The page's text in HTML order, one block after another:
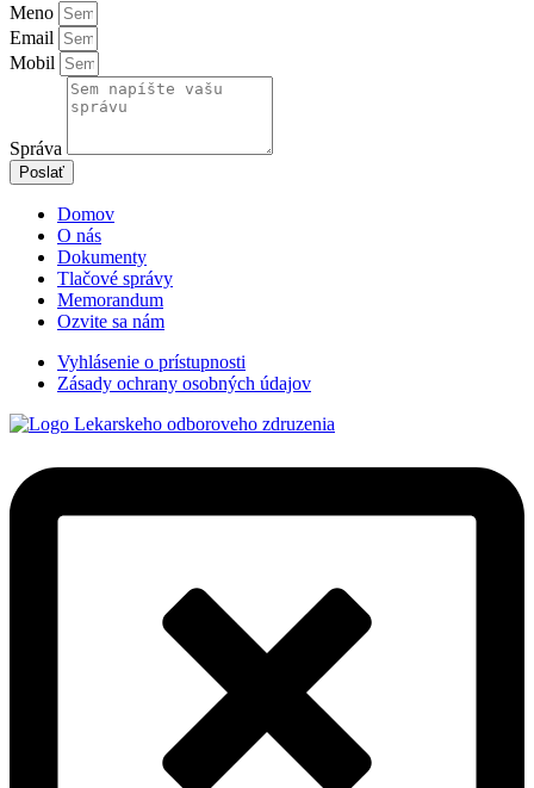
Meno
Email
Mobil
Správa
Poslať
Domov
O nás
Dokumenty
Tlačové správy
Memorandum
Ozvite sa nám
Vyhlásenie o prístupnosti
Zásady ochrany osobných údajov